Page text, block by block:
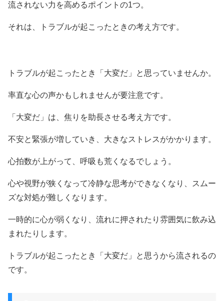
流されない力を高めるポイントの1つ。
それは、トラブルが起こったときの考え方です。
トラブルが起こったとき「大変だ」と思っていませんか。
率直な心の声かもしれませんが要注意です。
「大変だ」は、焦りを助長させる考え方です。
不安と緊張が増していき、大きなストレスがかかります。
心拍数が上がって、呼吸も荒くなるでしょう。
心や視野が狭くなって冷静な思考ができなくなり、スムー
ズな対処が難しくなります。
一時的に心が弱くなり、流れに押されたり雰囲気に飲み込
まれたりします。
トラブルが起こったとき「大変だ」と思うから流されるの
です。